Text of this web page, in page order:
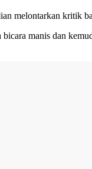
melontarkan kritik
manis dan